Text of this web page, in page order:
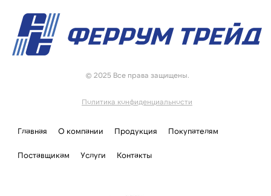
© 2025 Все права защищены.
Политика конфиденциальности
Главная О компании Продукция Покупателям
Поставщикам Услуги Контакты